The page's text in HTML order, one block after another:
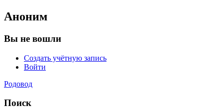
Аноним
Вы не вошли
Создать учётную запись
Войти
Родовод
Поиск